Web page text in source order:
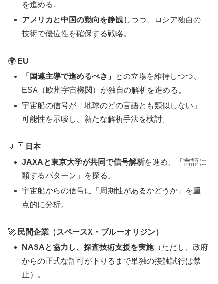
を進める。
アメリカと中国の動向を静観しつつ、ロシア独自の
技術で優位性を確保する戦略。
🌍 EU
「国連主導で進めるべき」
との立場を維持しつつ、
ESA（欧州宇宙機関）が独自の解析を進める。
宇宙船の信号が「地球のどの言語とも類似しない」
可能性を示唆し、新たな解析手法を検討。
🇯🇵 日本
JAXAと東京大学が共同で信号解析を進め、「言語に
類するパターン」を探る。
宇宙船からの信号に「周期性があるかどうか」を重
点的に分析。
🚀 民間企業（スペースX・ブルーオリジン）
NASAと協力し、探査技術支援を実施（ただし、政府
からの正式な許可が下りるまで単独の接触試行は禁
止）。